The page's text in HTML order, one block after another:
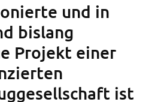
und in
bislang
Projekt einer
ist